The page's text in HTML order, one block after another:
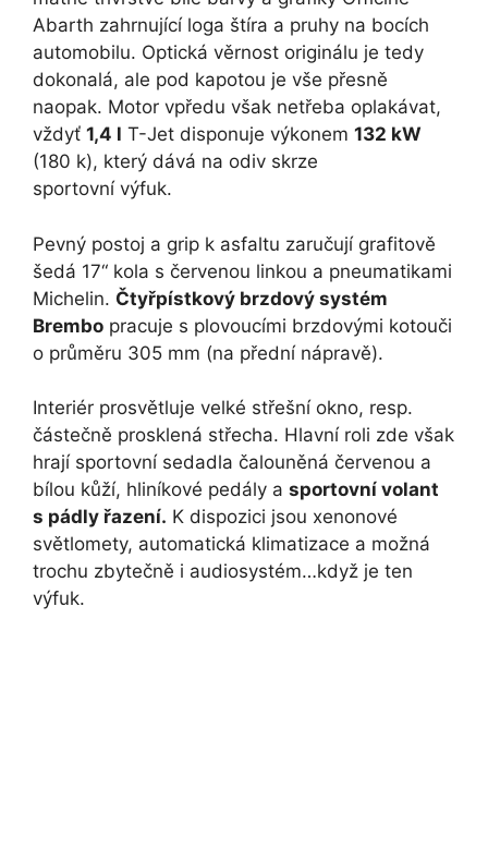
Abarth zahrnující loga štíra a pruhy na bocích
automobilu. Optická věrnost originálu je tedy
dokonalá, ale pod kapotou je vše přesně
naopak. Motor vpředu však netřeba oplakávat,
vždyť 1,4 l T-Jet disponuje výkonem 132 kW
(180 k), který dává na odiv skrze
sportovní výfuk.
Pevný postoj a grip k asfaltu zaručují grafitově
šedá 17“ kola s červenou linkou a pneumatikami
Michelin. Čtyřpístkový brzdový systém
Brembo pracuje s plovoucími brzdovými kotouči
o průměru 305 mm (na přední nápravě).
Interiér prosvětluje velké střešní okno, resp.
částečně prosklená střecha. Hlavní roli zde však
hrají sportovní sedadla čalouněná červenou a
bílou kůží, hliníkové pedály a sportovní volant
s pádly řazení. K dispozici jsou xenonové
světlomety, automatická klimatizace a možná
trochu zbytečně i audiosystém…když je ten
výfuk.